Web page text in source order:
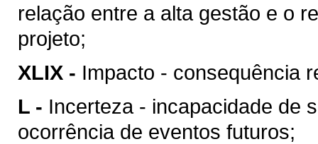
relação entre a alta gestão e o
projeto;
XLIX - Impacto - consequência
L - Incerteza - incapacidade de
ocorrência de eventos futuros;